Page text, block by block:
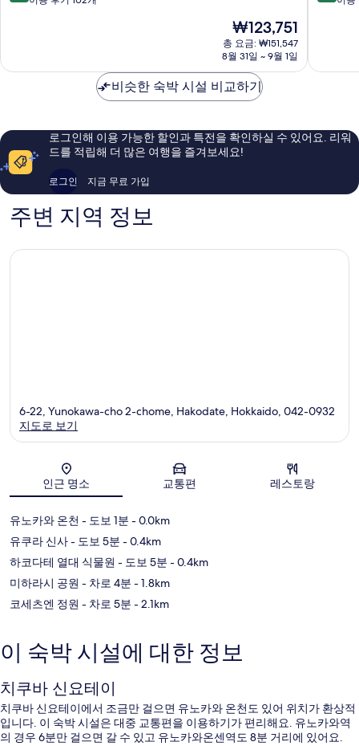
다
카
초
점,
요,
용
후
개
현
재
요
₩123,751
₩123,751
총 요금: ₩151,547
8월 31일 ~ 9월 1일
점,
요,
이
비슷한 숙박 시설 비교하기
로그인해 이용 가능한 할인과 특전을 확인하실 수 있어요. 리워
드를 적립해 더 많은 여행을 즐겨보세요!
로그인 지금 무료 가입
주변 지역 정보
지도
6-22, Yunokawa-cho 2-chome, Hakodate, Hokkaido, 042-0932
지도로 보기
인근 명소 교통편 레스토랑
유노카와 온천 - 도보 1분 - 0.0km
유쿠라 신사- 도보 5분 - 0.4km
하코다테 열대 식물원 - 도보 5분 - 0.4km
미하라시 공원 - 차로 4분 - 1.8km
코세츠엔 정원 - 차로 5분 - 2.1km
이 숙박 시설에 대한 정보
치쿠바 신요테이
치쿠바 신요테이에서 조금만 걸으면 유노카와 온천도 있어 위치가 환상적
입니다. 이 숙박 시설은 대중 교통편을 이용하기가 편리해요. 유노카와역
의 경우 6분만 걸으면 갈 수 있고 유노카와온센역도 8분 거리에 있어요.